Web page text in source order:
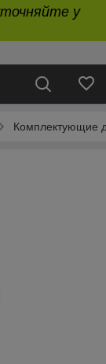
у
Комплектующие